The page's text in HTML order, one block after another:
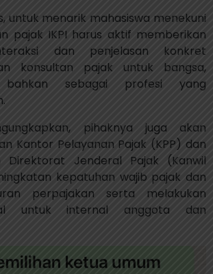
untuk menarik mahasiswa menekuni
pajak IKPI harus aktif memberikan
dan penjelasan konkret
konsultan pajak untuk bangsa,
sebagai profesi yang
pihaknya juga akan
Kantor Pelayanan Pajak (KPP) dan
Direktorat Jenderal Pajak (Kanwil
kepatuhan wajib pajak dan
perpajakan serta melakukan
untuk internal anggota dan